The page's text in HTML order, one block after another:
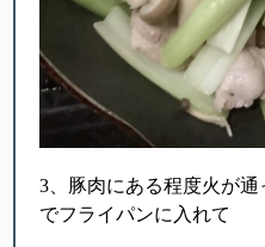
3、豚肉にある程度火が
でフライパンに入れて